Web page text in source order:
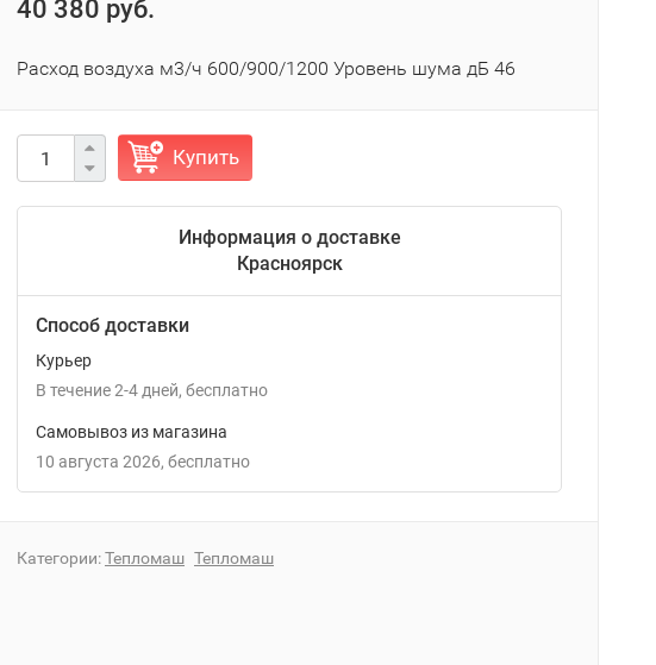
40 380 руб.
Расход воздуха м3/ч 600/900/1200 Уровень шума дБ 46
Купить
Информация о доставке
Красноярск
Способ доставки
Курьер
В течение2-4 дней Бесплатно
Самовывоз из магазина
10 августа 2026
Бесплатно
Категории:Тепломаш Тепломаш